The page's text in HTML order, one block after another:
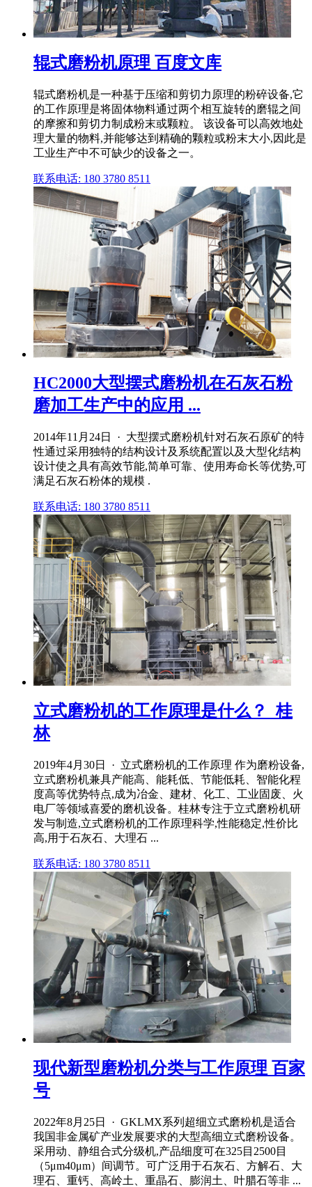
辊式磨粉机原理 百度文库
辊式磨粉机是一种基于压缩和剪切力原理的粉碎设备,它
的工作原理是将固体物料通过两个相互旋转的磨辊之间
的摩擦和剪切力制成粉末或颗粒。 该设备可以高效地处
理大量的物料,并能够达到精确的颗粒或粉末大小,因此是
工业生产中不可缺少的设备之一。
联系电话: 180 3780 8511
HC2000大型摆式磨粉机在石灰石粉
磨加工生产中的应用 ...
2014年11月24日 · 大型摆式磨粉机针对石灰石原矿的特
性通过采用独特的结构设计及系统配置以及大型化结构
设计使之具有高效节能,简单可靠、使用寿命长等优势,可
满足石灰石粉体的规模 .
联系电话: 180 3780 8511
立式磨粉机的工作原理是什么？_桂
林
2019年4月30日 · 立式磨粉机的工作原理 作为磨粉设备,
立式磨粉机兼具产能高、能耗低、节能低耗、智能化程
度高等优势特点,成为冶金、建材、化工、工业固废、火
电厂等领域喜爱的磨机设备。桂林专注于立式磨粉机研
发与制造,立式磨粉机的工作原理科学,性能稳定,性价比
高,用于石灰石、大理石 ...
联系电话: 180 3780 8511
现代新型磨粉机分类与工作原理 百家
号
2022年8月25日 · GKLMX系列超细立式磨粉机是适合
我国非金属矿产业发展要求的大型高细立式磨粉设备。
采用动、静组合式分级机,产品细度可在325目2500目
（5μm40μm）间调节。可广泛用于石灰石、方解石、大
理石、重钙、高岭土、重晶石、膨润土、叶腊石等非 ...